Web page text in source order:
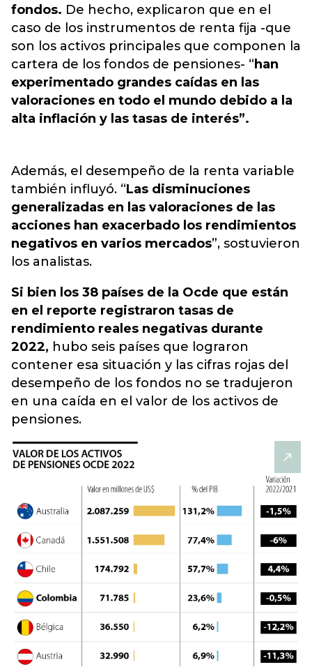
fondos. De hecho, explicaron que en el
caso de los instrumentos de renta fija -que
son los activos principales que componen la
cartera de los fondos de pensiones- “han
experimentado grandes caídas en las
valoraciones en todo el mundo debido a la
alta inflación y las tasas de interés”.
Además, el desempeño de la renta variable
también influyó. “Las disminuciones
generalizadas en las valoraciones de las
acciones han exacerbado los rendimientos
negativos en varios mercados”, sostuvieron
los analistas.
Si bien los 38 países de la Ocde que están
en el reporte registraron tasas de
rendimiento reales negativas durante
2022, hubo seis países que lograron
contener esa situación y las cifras rojas del
desempeño de los fondos no se tradujeron
en una caída en el valor de los activos de
pensiones.